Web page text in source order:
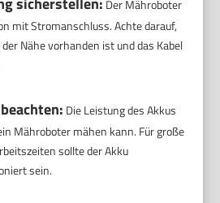
Der Mähroboter
mit Stromanschluss. Achte darauf,
Nähe vorhanden ist und das Kabel
Die Leistung des Akkus
Mähroboter mähen kann. Für große
sollte der Akku
sein.